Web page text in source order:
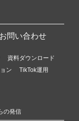
問い合わせ
資料ダウンロード
ン
TikTok運用
の発信